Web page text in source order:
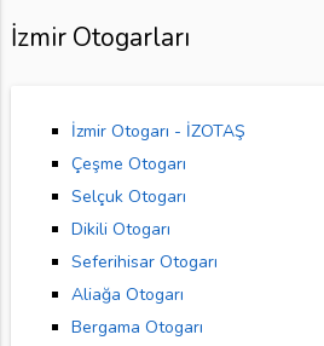
İzmir Otogarları
İzmir Otogarı - İZOTAŞ
Çeşme Otogarı
Selçuk Otogarı
Dikili Otogarı
Seferihisar Otogarı
Aliağa Otogarı
Bergama Otogarı